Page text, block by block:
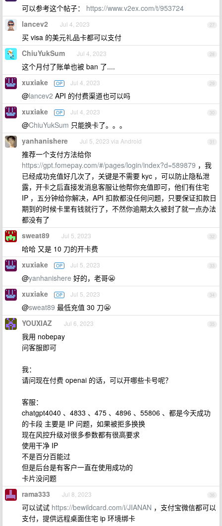
可以参考这个帖子： https://www.v2ex.com/t/953724
27
lancev2 Jul 4, 2023
买 visa 的美元礼品卡都可以支付
28
ChiuYukSum Jul 4, 2023
这个月付了账单也被 ban 了....
29
xuxiake OP Jul 4, 2023
@lancev2 API 的付费渠道也可以吗
30
xuxiake OP Jul 4, 2023
@ChiuYukSum 只能换卡了。。。
31
yanhanishere Jul 5, 2023 via Android
推荐一个支付方法给你
https://gpt.fomepay.com/#/pages/login/index?d=589879 ，我
已经成功充值好几次了，关键是不需要 kyc ，可以防止隐私泄
露，开卡之后直接发消息客服让他帮你充值即可，他们有住宅
IP ，五分钟给你解决，API 扣款都没任何问题，只要保证扣款日
期到的时候卡里有钱就行了，不然你逾期太久被封了就一点办法
都没有了
32
sweat89 Jul 5, 2023
哈哈 又是 10 刀的开卡费
33
xuxiake OP Jul 5, 2023
@yanhanishere 好的，老哥😬
34
xuxiake OP Jul 5, 2023
@sweat89 最低充值 30 刀😬
35
YOUXIAZ Jul 6, 2023
我用 nobepay
问客服即可
我：
请问现在付费 openai 的话，可以开哪些卡号呢？
客服：
chatgpt4040 、4833 、475 、4896 、55806 、都是今天成功
的卡段 主要是 IP 问题，如果被拒多换换
现在风控升级对很多参数都有很高要求
使用干净 IP
不是百分百能过
但是后台是有客户一直在使用成功的
卡片没问题
36
rama333 Jul 8, 2023
可以试试 https://bewildcard.com/i/JIANAN ，支付宝微信都可以
支付，提供远程桌面住宅 ip 环境绑卡